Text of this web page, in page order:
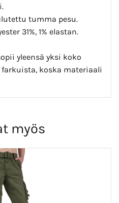
tumma pesu.
31%, 1% elastan.
yleensä yksi koko
koska materiaali
myös